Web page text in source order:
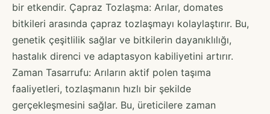
bir etkendir. Çapraz Tozlaşma: Arılar, domates
bitkileri arasında çapraz tozlaşmayı kolaylaştırır. Bu,
genetik çeşitlilik sağlar ve bitkilerin dayanıklılığı,
hastalık direnci ve adaptasyon kabiliyetini artırır.
Zaman Tasarrufu: Arıların aktif polen taşıma
faaliyetleri, tozlaşmanın hızlı bir şekilde
gerçekleşmesini sağlar. Bu, üreticilere zaman